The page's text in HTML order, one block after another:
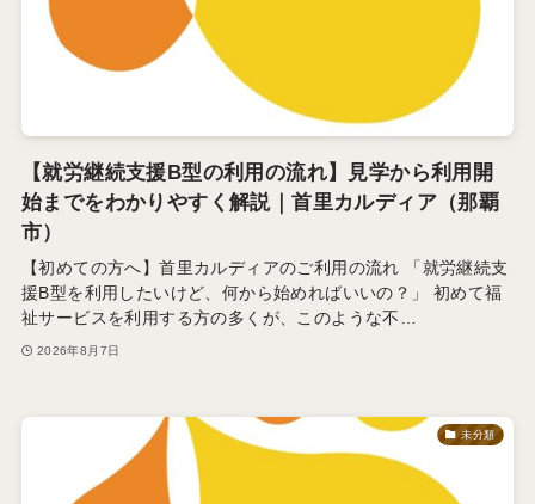
【就労継続支援B型の利用の流れ】見学から利用開
始までをわかりやすく解説｜首里カルディア（那覇
市）
【初めての方へ】首里カルディアのご利用の流れ 「就労継続支
援B型を利用したいけど、何から始めればいいの？」 初めて福
祉サービスを利用する方の多くが、このような不…
2026年8月7日
未分類